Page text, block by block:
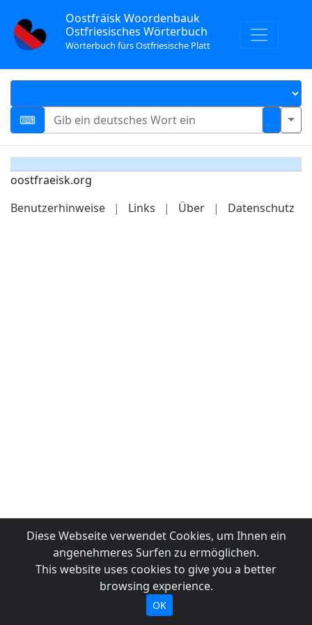
Oostfräisk Woordenbauk
Ostfriesisches Wörterbuch
Wörterbuch fürs Ostfriesische Platt
oostfraeisk.org
Benutzerhinweise
| Links | Über | Datenschutz
Diese Webseite verwendet Cookies, um Ihnen ein
angenehmeres Surfen zu ermöglichen.
This website uses cookies to give you a better
browsing experience.
OK